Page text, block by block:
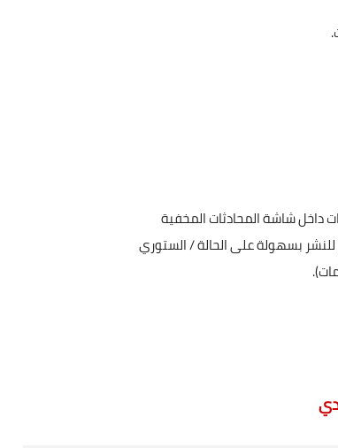
داخل شاشة المحادثات المخفية
بسهولة على الحالة / الستوري